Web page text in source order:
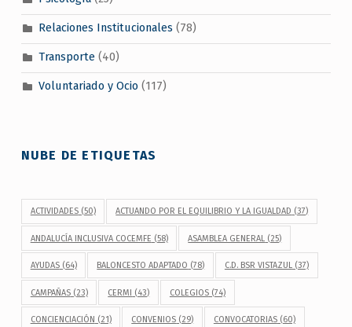
Relaciones Institucionales (78)
Transporte(40)
Voluntariado y Ocio (117)
NUBE DE ETIQUETAS
ACTIVIDADES(50) ACTUANDO POR EL EQUILIBRIO Y LA IGUALDAD (37)
ANDALUCÍA INCLUSIVA COCEMFE (58) ASAMBLEA GENERAL (25)
AYUDAS(64) BALONCESTO ADAPTADO (78) C.D. BSR VISTAZUL(37)
CAMPAÑAS(23) CERMI (43) COLEGIOS(74)
CONCIENCIACIÓN (21) CONVENIOS (29) CONVOCATORIAS(60)